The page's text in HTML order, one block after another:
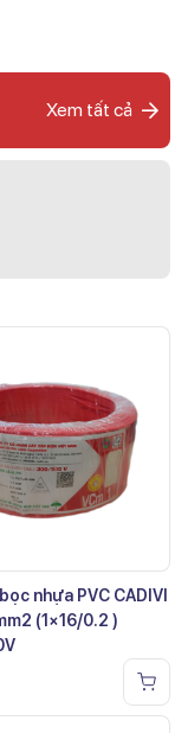
Xem tất cả
nhựa PVC CADIVI
(1×16/0.2 )